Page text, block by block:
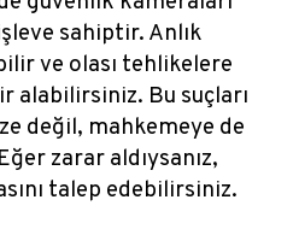
sahiptir. Anlık
ve olası tehlikelere
alabilirsiniz. Bu suçları
değil, mahkemeye de
zarar aldıysanız,
talep edebilirsiniz.